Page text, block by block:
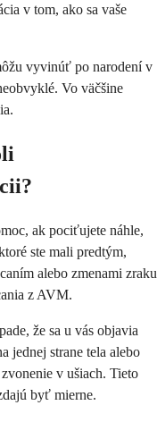
v tom, ako sa vaše
vyvinúť po narodení v
Vo väčšine
ak pociťujete náhle,
ste mali predtým,
alebo zmenami zraku
z AVM.
že sa u vás objavia
jednej strane tela alebo
v ušiach. Tieto
byť mierne.